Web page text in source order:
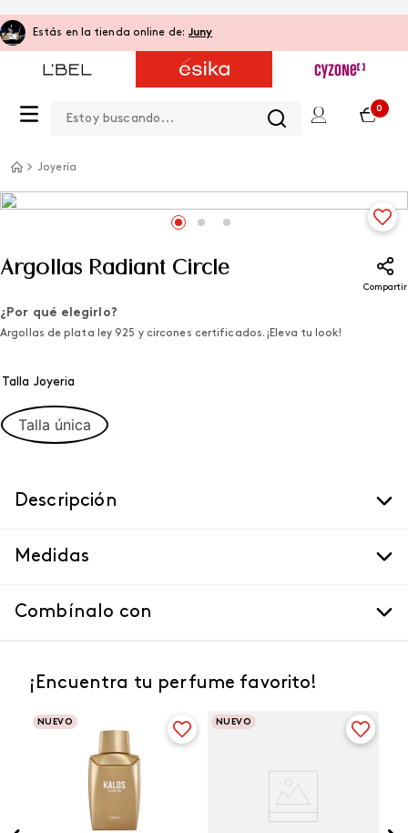
Estás en la tienda online de: Juny
0
Joyería
Argollas Radiant Circle
Compartir
¿Por qué elegirlo?
Argollas de plata ley 925 y circones certificados. ¡Eleva tu look!
Talla Joyeria
Talla única
Descripción
Medidas
Combínalo con
¡Encuentra tu perfume favorito!
NUEVO NUEVO